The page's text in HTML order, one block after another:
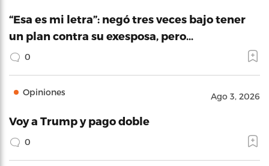
“Esa es mi letra”: negó tres veces bajo tener
un plan contra su exesposa, pero…
0
Opiniones Ago 3, 2026
Voy a Trump y pago doble
0